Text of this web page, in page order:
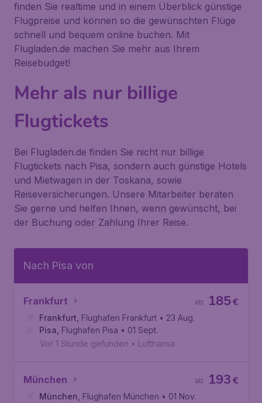
finden Sie realtime und in einem Überblick günstige
Flugpreise und können so die gewünschten Flüge
schnell und bequem online buchen. Mit
Flugladen.de machen Sie mehr aus Ihrem
Reisebudget!
Mehr als nur billige
Flugtickets
Bei Flugladen.de finden Sie nicht nur billige
Flugtickets nach Pisa, sondern auch günstige Hotels
und Mietwagen in der Toskana, sowie
Reiseversicherungen. Unsere Mitarbeiter beraten
Sie gerne und helfen Ihnen, wenn gewünscht, bei
der Buchung oder Zahlung Ihrer Reise.
Nach Pisa von
Frankfurt €
185
ab
Frankfurt Flughafen Frankfurt • 23 Aug.
Pisa Flughafen Pisa • 01 Sept.
Vor 1 Stunde gefunden • Lufthansa
München €
193
ab
München Flughafen München • 01 Nov.